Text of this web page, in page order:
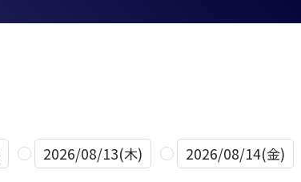
2026/08/13(木) 2026/08/14(金)